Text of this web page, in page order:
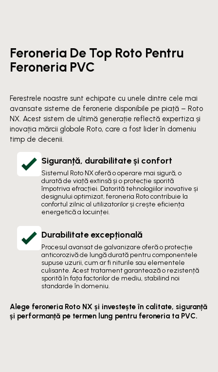
Feroneria De Top Roto Pentru
Feroneria PVC
Ferestrele noastre sunt echipate cu unele dintre cele mai
avansate sisteme de feronerie disponibile pe piață – Roto
NX. Acest sistem de ultimă generație reflectă expertiza și
inovația mărcii globale Roto, care a fost lider în domeniu
timp de decenii.
Siguranță, durabilitate și confort
Sistemul Roto NX oferă o operare mai sigură, o
durată de viață extinsă și o protecție sporită
împotriva efracției. Datorită tehnologiilor inovative și
designului optimizat, feroneria Roto contribuie la
confortul zilnic al utilizatorilor și crește eficiența
energetică a locuinței.
Durabilitate excepțională
Procesul avansat de galvanizare oferă o protecție
anticorozivă de lungă durată pentru componentele
supuse uzurii, cum ar fi niturile sau elementele
culisante. Acest tratament garantează o rezistență
sporită în fața factorilor de mediu, stabilind noi
standarde în domeniu.
Alege feroneria Roto NX și investește în calitate, siguranță
și performanță pe termen lung pentru feroneria ta PVC.